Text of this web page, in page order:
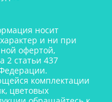
носит
и ни при
офертой,
2 статьи 437
комплектации
цветовых